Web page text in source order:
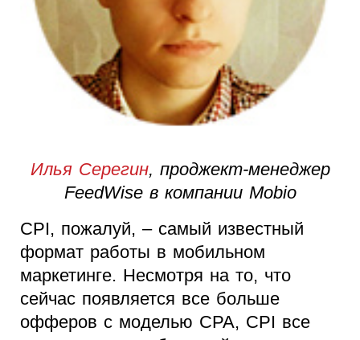
Илья Серегин, проджект-менеджер
FeedWise в компании Mobio
CPI, пожалуй, – самый известный
формат работы в мобильном
маркетинге. Несмотря на то, что
сейчас появляется все больше
офферов с моделью CPA, CPI все